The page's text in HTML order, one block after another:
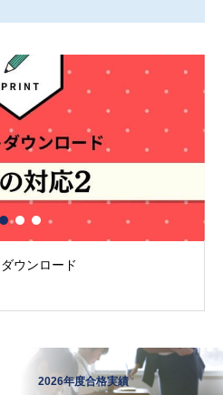
ウンロード
2026年度合格実績